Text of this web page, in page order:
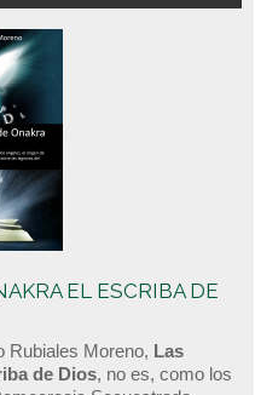
EL ESCRIBA DE
Rubiales Moreno, Las
de Dios, no es, como los